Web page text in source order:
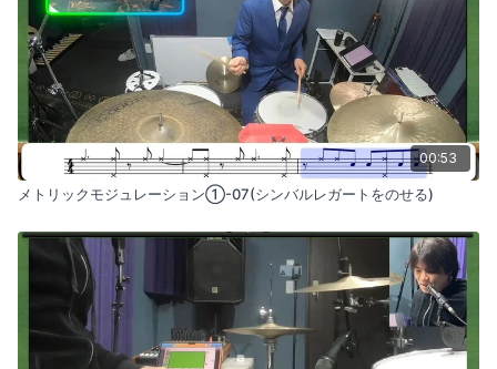
00:53
メトリックモジュレーション①-07(シンバルレガートをのせる)